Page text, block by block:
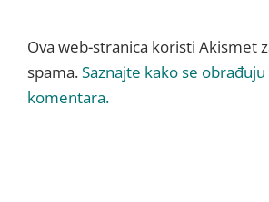
Ova web-stranica koristi Akismet
spama.Saznajte kako se
komentara.